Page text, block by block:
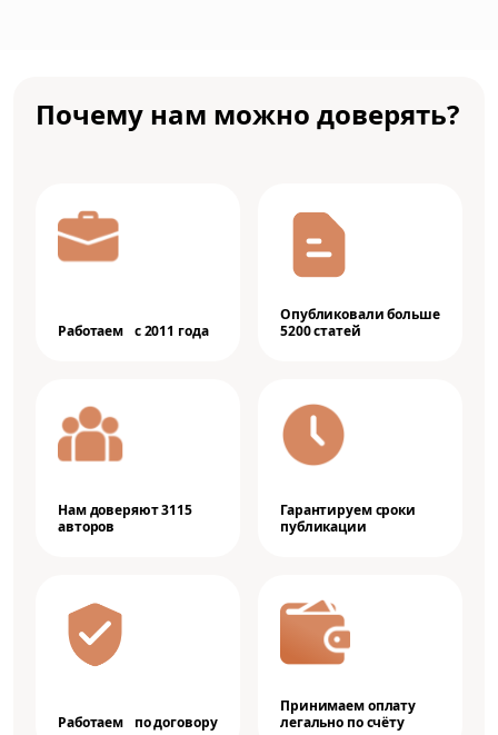
Почему нам можно доверять?
Работаем с 2011 года
Опубликовали больше
5200 статей
Нам доверяют 3115
авторов
Гарантируем сроки
публикации
Работаем по договору
Принимаем оплату
легально по счёту